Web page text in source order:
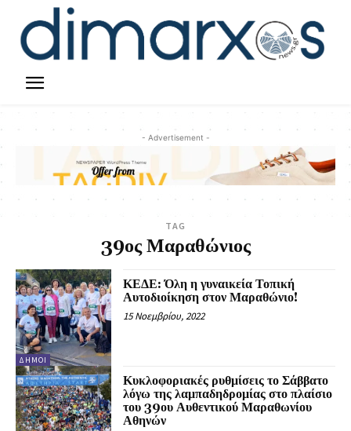
- Advertisement -
TAG
39ος Μαραθώνιος
ΔΗΜΟΙ
ΚΕΔΕ: Όλη η γυναικεία Τοπική
Αυτοδιοίκηση στον Μαραθώνιο!
15 Νοεμβρίου, 2022
Κυκλοφοριακές ρυθμίσεις το Σάββατο
λόγω της λαμπαδηδρομίας στο πλαίσιο
του 39ου Αυθεντικού Μαραθωνίου
Αθηνών